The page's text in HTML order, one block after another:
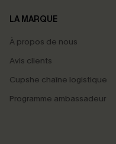
LA MARQUE
À propos de nous
Avis clients
Cupshe chaîne logistique
Programme ambassadeur